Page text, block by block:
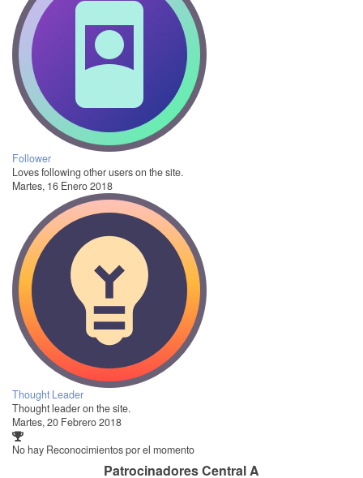
Follower
Loves following other users on the site.
Martes, 16 Enero 2018
Thought Leader
Thought leader on the site.
Martes, 20 Febrero 2018
No hay Reconocimientos por el momento
Patrocinadores Central A